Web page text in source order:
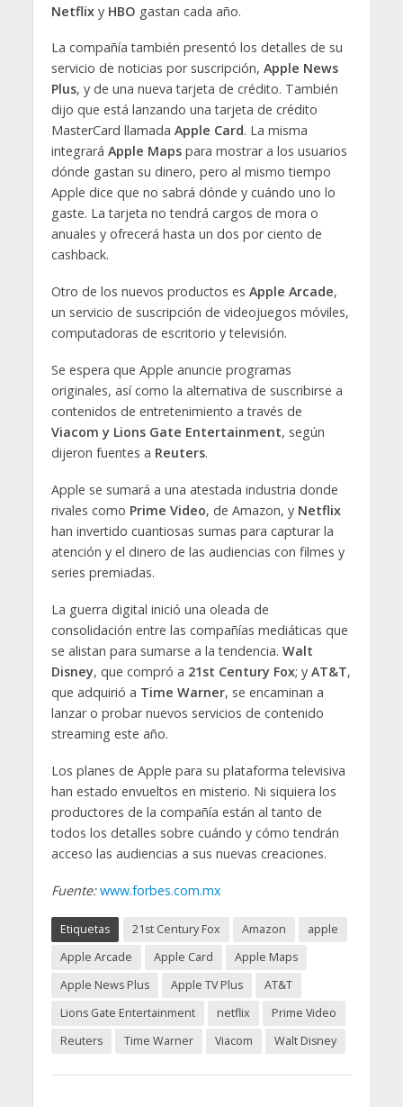
Netflix y HBO gastan cada año.
La compañía también presentó los detalles de su
servicio de noticias por suscripción, Apple News
Plus, y de una nueva tarjeta de crédito. También
dijo que está lanzando una tarjeta de crédito
MasterCard llamada Apple Card. La misma
integrará Apple Mapspara mostrar a los usuarios
dónde gastan su dinero, pero al mismo tiempo
Apple dice que no sabrá dónde y cuándo uno lo
gaste. La tarjeta no tendrá cargos de mora o
anuales y ofrecerá hasta un dos por ciento de
cashback.
Otro de los nuevos productos es Apple Arcade,
un servicio de suscripción de videojuegos móviles,
computadoras de escritorio y televisión.
Se espera que Apple anuncie programas
originales, así como la alternativa de suscribirse a
contenidos de entretenimiento a través de
Viacom y Lions Gate Entertainment, según
dijeron fuentes a Reuters.
Apple se sumará a una atestada industria donde
rivales como Prime Video, de Amazon, y Netflix
han invertido cuantiosas sumas para capturar la
atención y el dinero de las audiencias con filmes y
series premiadas.
La guerra digital inició una oleada de
consolidación entre las compañías mediáticas que
se alistan para sumarse a la tendencia. Walt
Disney, que compró a 21st Century Fox; y AT&T,
que adquirió a Time Warner, se encaminan a
lanzar o probar nuevos servicios de contenido
streaming este año.
Los planes de Apple para su plataforma televisiva
han estado envueltos en misterio. Ni siquiera los
productores de la compañía están al tanto de
todos los detalles sobre cuándo y cómo tendrán
acceso las audiencias a sus nuevas creaciones.
Fuente: www.forbes.com.mx
Etiquetas 21st Century Fox Amazon
apple
Apple Arcade
Apple Card
Apple Maps
Apple News Plus
Apple TV Plus
AT&T
Lions Gate Entertainment
netflix
Prime Video
Reuters
Time Warner Viacom Walt Disney